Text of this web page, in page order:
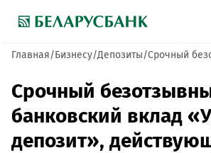
Главная Бизнесу Депозиты Срочный
Срочный
банковский вклад
депозит»,